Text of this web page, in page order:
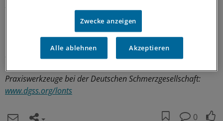
- Migräne- und Spannungskopfschmerzen, Schmerzen
bei seelischen Störungen (beispielsweise Depressionen)
und funktionellen Störungen wie Reizdarm und
Fibromyalgie sollen nicht mit opioidhaltigen
(eb)
Praxiswerkzeuge bei der Deutschen Schmerzgesellschaft:
www.dgss.org/lonts
0
Zwecke anzeigen
Alle ablehnen Akzeptieren